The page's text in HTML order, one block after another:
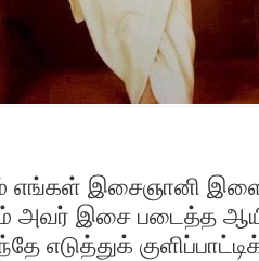
இசைஞானி
அவர் இசை படைத்த
எடுத்துக்